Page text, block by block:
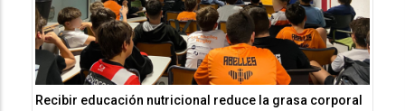
Recibir educación nutricional reduce la grasa corporal